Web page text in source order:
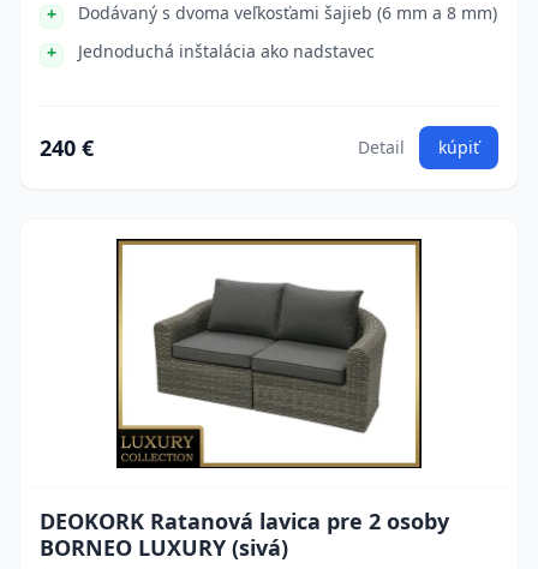
Dodávaný s dvoma veľkosťami šajieb (6 mm a 8 mm)
Jednoduchá inštalácia ako nadstavec
240 € Detail kúpiť
DEOKORK Ratanová lavica pre 2 osoby
BORNEO LUXURY (sivá)